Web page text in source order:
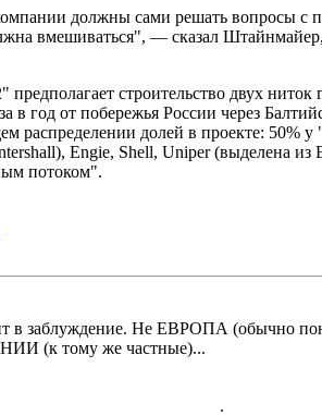
должны сами решать вопросы с
вмешиваться", — сказал
строительство двух
в год от побережья России через
распределении долей в проекте: 50%
Engie, Shell, Uniper (выделена из
потоком".
в заблуждение. Не ЕВРОПА (обычно
(к тому же частные)...
.